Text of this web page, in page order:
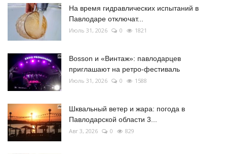
На время гидравлических испытаний в
Павлодаре отключат...
Июль 31, 2026 0 1821
Bosson и «Винтаж»: павлодарцев
приглашают на ретро-фестиваль
Июль 31, 2026 0 1588
Шквальный ветер и жара: погода в
Павлодарской области 3...
Авг 3, 2026 0 829